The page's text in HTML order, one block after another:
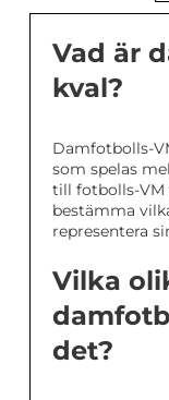
Vad är
kval?
Damfotbolls-
som spelas
till fotbolls-VM
bestämma
representera
Vilka
det?